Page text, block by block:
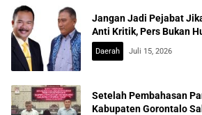
Jangan Jadi Pejabat
Anti Kritik, Pers Bukan
Daerah Juli 15, 2026
Setelah Pembahasan
Kabupaten Gorontalo